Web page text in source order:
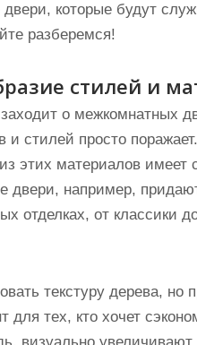
которые будут
разберемся!
стилей и
заходит о межкомнатных
и стилей просто
этих материалов имеет
двери, например,
отделках, от классики
текстуру дерева, но
тех, кто хочет